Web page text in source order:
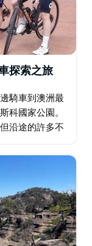
正欣賞到該地區
探索之旅
騎車到澳洲最
科國家公園。
沿途的許多不